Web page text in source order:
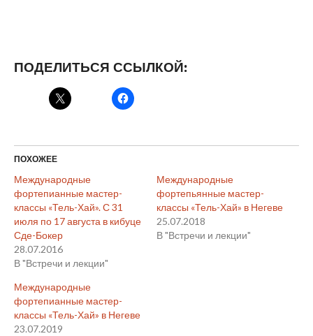
ПОДЕЛИТЬСЯ ССЫЛКОЙ:
ПОХОЖЕЕ
Международные
фортепианные мастер-
классы «Тель-Хай». С 31
июля по 17 августа в кибуце
Сде-Бокер
28.07.2016
В "Встречи и лекции"
Международные
фортепьянные мастер-
классы «Тель-Хай» в Негеве
25.07.2018
В "Встречи и лекции"
Международные
фортепианные мастер-
классы «Тель-Хай» в Негеве
23.07.2019